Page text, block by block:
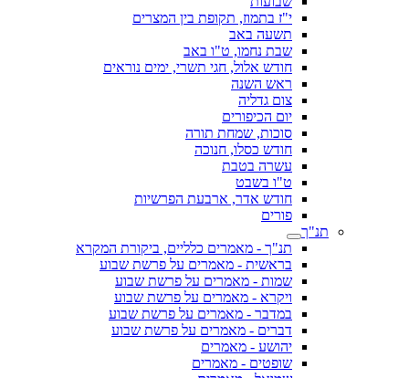
י"ז בתמוז, תקופת בין המצרים
תשעה באב
שבת נחמו, ט"ו באב
חודש אלול, חגי תשרי, ימים נוראים
ראש השנה
צום גדליה
יום הכיפורים
סוכות, שמחת תורה
חודש כסלו, חנוכה
עשרה בטבת
ט"ו בשבט
חודש אדר, ארבעת הפרשיות
פורים
תנ"ך
תנ"ך - מאמרים כלליים, ביקורת המקרא
בראשית - מאמרים על פרשת שבוע
שמות - מאמרים על פרשת שבוע
ויקרא - מאמרים על פרשת שבוע
במדבר - מאמרים על פרשת שבוע
דברים - מאמרים על פרשת שבוע
יהושע - מאמרים
שופטים - מאמרים